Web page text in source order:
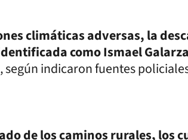
climáticas adversas, la
como Ismael
según indicaron fuentes
de los caminos rurales, los